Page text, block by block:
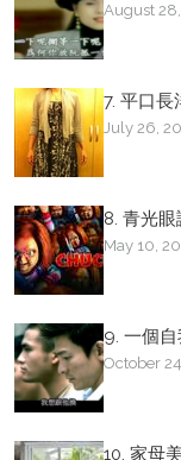
August
7. 平口長
July 26,
8. 青光
May 10,
9. 一個
October
10. 家母